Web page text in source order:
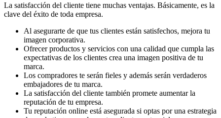
La satisfacción del cliente tiene muchas ventajas. Básicamente, es la
clave del éxito de toda empresa.
Al asegurarte de que tus clientes están satisfechos, mejora tu
imagen corporativa.
Ofrecer productos y servicios con una calidad que cumpla las
expectativas de los clientes crea una imagen positiva de tu
marca.
Los compradores te serán fieles y además serán verdaderos
embajadores de tu marca.
La satisfacción del cliente también promete aumentar la
reputación de tu empresa.
Tu reputación online está asegurada si optas por una estrategia